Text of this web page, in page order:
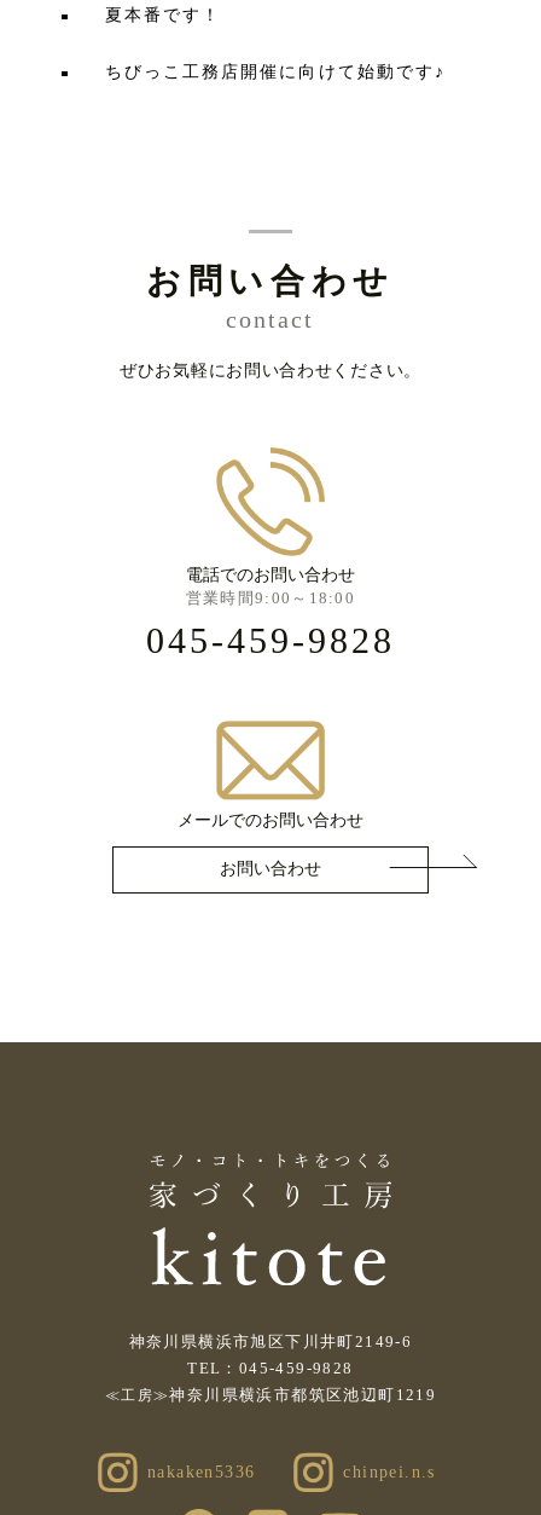
夏本番です！
ちびっこ工務店開催に向けて始動です♪
お問い合わせ
contact
ぜひお気軽にお問い合わせください。
電話でのお問い合わせ
営業時間9:00～18:00
045-459-9828
メールでのお問い合わせ
お問い合わせ
神奈川県横浜市旭区下川井町2149-6
TEL：045-459-9828
≪工房≫神奈川県横浜市都筑区池辺町1219
nakaken5336 chinpei.n.s